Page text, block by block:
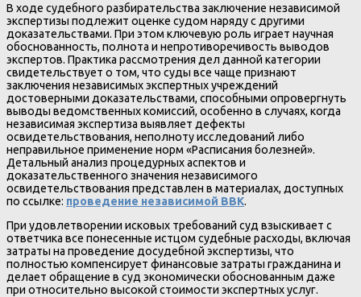
В ходе судебного разбирательства заключение независимой
экспертизы подлежит оценке судом наряду с другими
доказательствами. При этом ключевую роль играет научная
обоснованность, полнота и непротиворечивость выводов
экспертов. Практика рассмотрения дел данной категории
свидетельствует о том, что суды все чаще признают
заключения независимых экспертных учреждений
достоверными доказательствами, способными опровергнуть
выводы ведомственных комиссий, особенно в случаях, когда
независимая экспертиза выявляет дефекты
освидетельствования, неполноту исследований либо
неправильное применение норм «Расписания болезней».
Детальный анализ процедурных аспектов и
доказательственного значения независимого
освидетельствования представлен в материалах, доступных
по ссылке: проведение независимой ВВК.
При удовлетворении исковых требований суд взыскивает с
ответчика все понесенные истцом судебные расходы, включая
затраты на проведение досудебной экспертизы, что
полностью компенсирует финансовые затраты гражданина и
делает обращение в суд экономически обоснованным даже
при относительно высокой стоимости экспертных услуг.